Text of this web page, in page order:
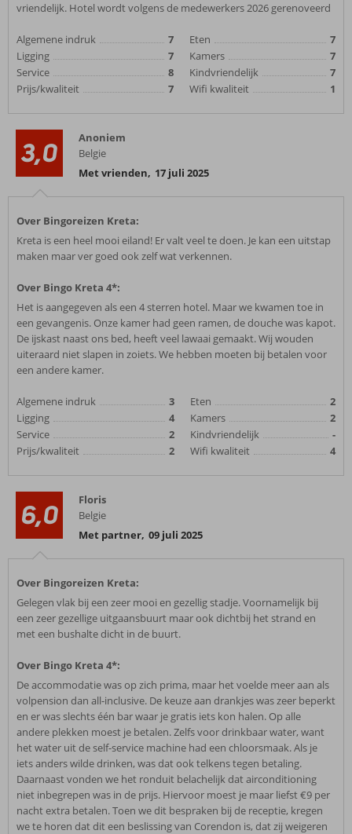
vriendelijk. Hotel wordt volgens de medewerkers 2026 gerenoveerd
Algemene indruk
7
Ligging
7
Service
8
Prijs/kwaliteit
7
Eten
7
Kamers
7
Kindvriendelijk
7
Wifi kwaliteit
1
3,0
Anoniem
Belgie
Met vrienden, 17 juli 2025
Over Bingoreizen Kreta:
Kreta is een heel mooi eiland! Er valt veel te doen. Je kan een uitstap
maken maar ver goed ook zelf wat verkennen.
Over Bingo Kreta 4*:
Het is aangegeven als een 4 sterren hotel. Maar we kwamen toe in
een gevangenis. Onze kamer had geen ramen, de douche was kapot.
De ijskast naast ons bed, heeft veel lawaai gemaakt. Wij wouden
uiteraard niet slapen in zoiets. We hebben moeten bij betalen voor
een andere kamer.
Algemene indruk
3
Ligging
4
Service
2
Prijs/kwaliteit
2
Eten
2
Kamers
2
Kindvriendelijk
-
Wifi kwaliteit
4
6,0
Floris
Belgie
Met partner, 09 juli 2025
Over Bingoreizen Kreta:
Gelegen vlak bij een zeer mooi en gezellig stadje. Voornamelijk bij
een zeer gezellige uitgaansbuurt maar ook dichtbij het strand en
met een bushalte dicht in de buurt.
Over Bingo Kreta 4*:
De accommodatie was op zich prima, maar het voelde meer aan als
volpension dan all-inclusive. De keuze aan drankjes was zeer beperkt
en er was slechts één bar waar je gratis iets kon halen. Op alle
andere plekken moest je betalen. Zelfs voor drinkbaar water, want
het water uit de self-service machine had een chloorsmaak. Als je
iets anders wilde drinken, was dat ook telkens tegen betaling.
Daarnaast vonden we het ronduit belachelijk dat airconditioning
niet inbegrepen was in de prijs. Hiervoor moest je maar liefst €9 per
nacht extra betalen. Toen we dit bespraken bij de receptie, kregen
we te horen dat dit een beslissing van Corendon is, dat zij weigeren